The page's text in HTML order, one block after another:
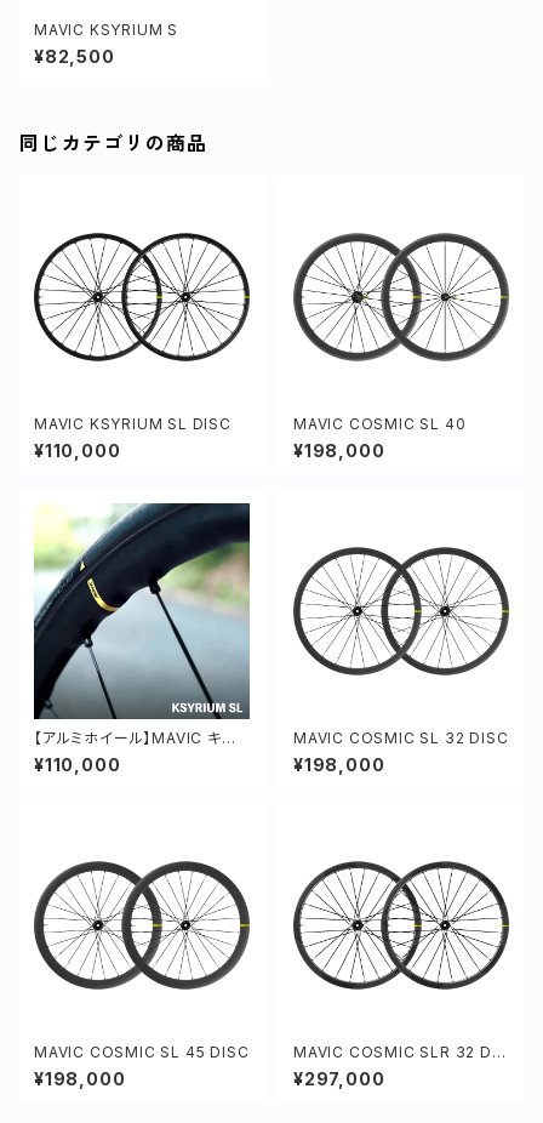
MAVIC KSYRIUM S
¥82,500
同じカテゴリの商品
MAVIC KSYRIUM SL DISC
¥110,000
MAVIC COSMIC SL 40
¥198,000
【アルミホイール】MAVIC キシリ
ウム SL 前後セット 軽量 オール
ラウンド アルミ
¥110,000
MAVIC COSMIC SL 32 DISC
¥198,000
MAVIC COSMIC SL 45 DISC
¥198,000
MAVIC COSMIC SLR 32 DIS
C
¥297,000